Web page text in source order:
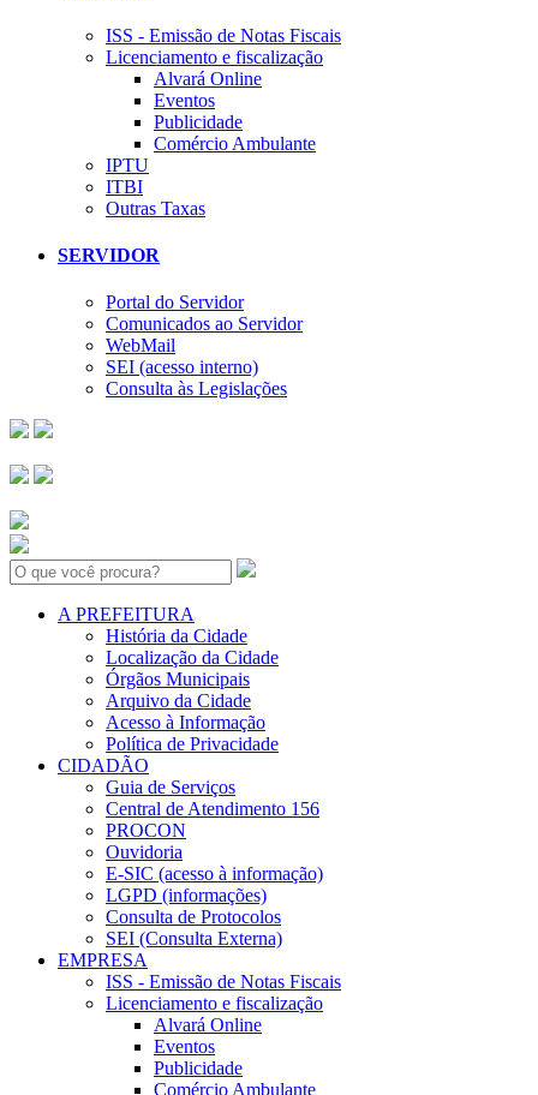
ISS - Emissão de Notas Fiscais
Licenciamento e fiscalização
Alvará Online
Eventos
Publicidade
Comércio Ambulante
IPTU
ITBI
Outras Taxas
SERVIDOR
Portal do Servidor
Comunicados ao Servidor
WebMail
SEI (acesso interno)
Consulta às Legislações
Search:
A PREFEITURA
História da Cidade
Localização da Cidade
Órgãos Municipais
Arquivo da Cidade
Acesso à Informação
Política de Privacidade
CIDADÃO
Guia de Serviços
Central de Atendimento 156
PROCON
Ouvidoria
E-SIC (acesso à informação)
LGPD (informações)
Consulta de Protocolos
SEI (Consulta Externa)
EMPRESA
ISS - Emissão de Notas Fiscais
Licenciamento e fiscalização
Alvará Online
Eventos
Publicidade
Comércio Ambulante